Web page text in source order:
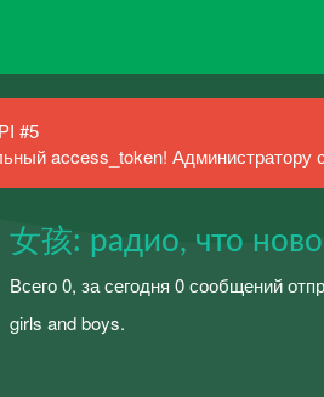
#5
access_token! Администратору
女孩: радио, что
Всего 0, за сегодня 0 сообщений
girls and boys.